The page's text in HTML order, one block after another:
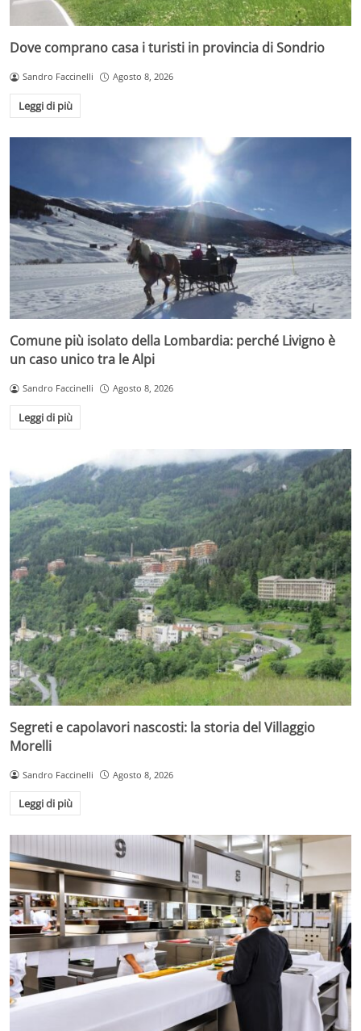
Dove comprano casa i turisti in provincia di Sondrio
Sandro Faccinelli Agosto 8, 2026
Leggi di più
Comune più isolato della Lombardia: perché Livigno è
un caso unico tra le Alpi
Sandro Faccinelli Agosto 8, 2026
Leggi di più
Segreti e capolavori nascosti: la storia del Villaggio
Morelli
Sandro Faccinelli Agosto 8, 2026
Leggi di più